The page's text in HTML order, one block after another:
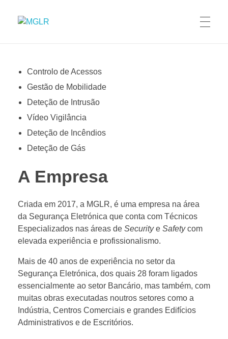
Controlo de Acessos
Gestão de Mobilidade
Deteção de Intrusão
Vídeo Vigilância
Deteção de Incêndios
Deteção de Gás
A Empresa
Criada em 2017, a MGLR, é uma empresa na área
da Segurança Eletrónica que conta com Técnicos
Especializados nas áreas de Securitye Safetycom
elevada experiência e profissionalismo.
Mais de 40 anos de experiência no setor da
Segurança Eletrónica, dos quais 28 foram ligados
essencialmente ao setor Bancário, mas também, com
muitas obras executadas noutros setores como a
Indústria, Centros Comerciais e grandes Edifícios
Administrativos e de Escritórios.